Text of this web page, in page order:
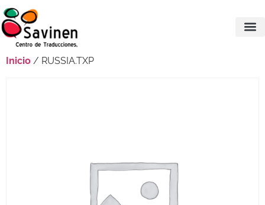
Inicio / RUSSIA.TXP